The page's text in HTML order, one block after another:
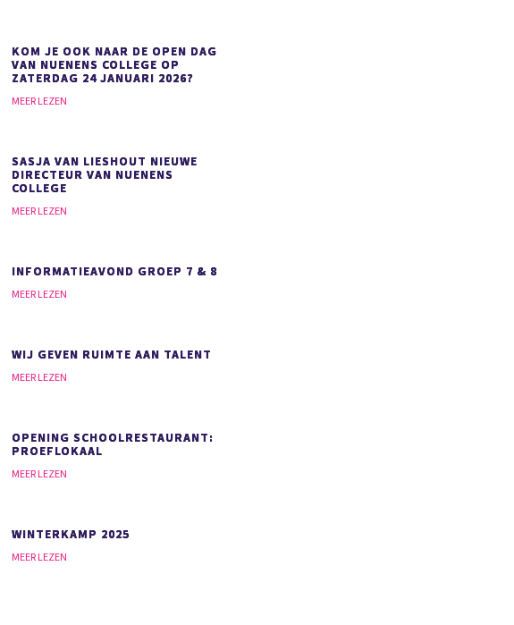
KOM JE OOK NAAR DE OPEN DAG
VAN NUENENS COLLEGE OP
ZATERDAG 24 JANUARI 2026?
MEER LEZEN
SASJA VAN LIESHOUT NIEUWE
DIRECTEUR VAN NUENENS
COLLEGE
MEER LEZEN
INFORMATIEAVOND GROEP 7 & 8
MEER LEZEN
WIJ GEVEN RUIMTE AAN TALENT
MEER LEZEN
OPENING SCHOOLRESTAURANT:
PROEFLOKAAL
MEER LEZEN
WINTERKAMP 2025
MEER LEZEN